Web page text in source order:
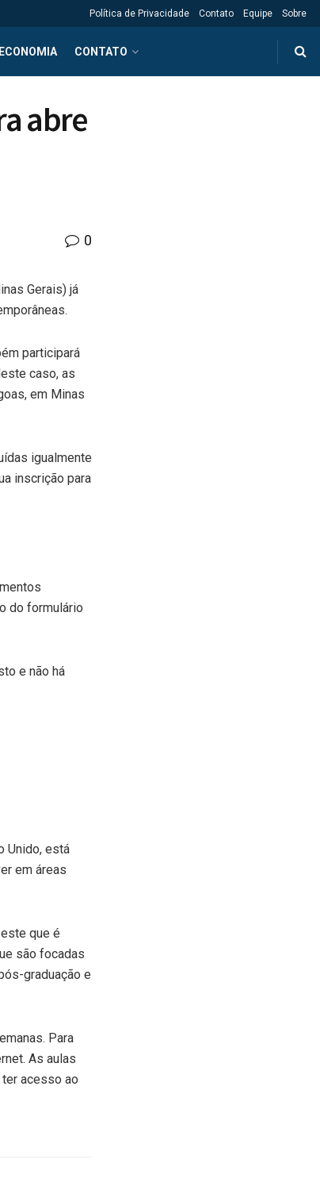
Política de Privacidade Contato Equipe Sobre
ECONOMIA CONTATO
abre
0
Gerais) já
participará
caso, as
em Minas
igualmente
inscrição para
do formulário
e não há
Unido, está
em áreas
que é
são focadas
graduação e
Para
As aulas
acesso ao